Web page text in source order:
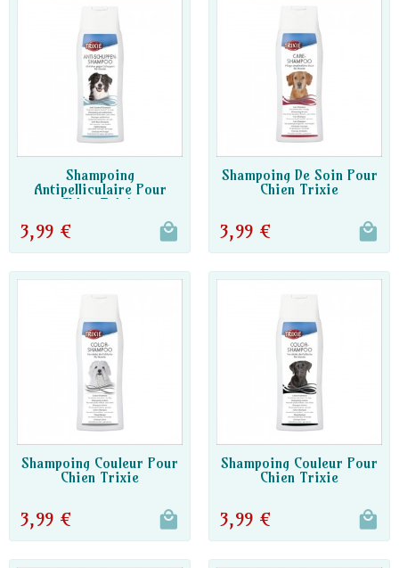
DISPO PARTENAIRE
Shampoing
Antipelliculaire Pour
Chien Trixie
3,99 €
DISPO PARTENAIRE
Shampoing De Soin Pour
Chien Trixie
3,99 €
DISPO PARTENAIRE
Shampoing Couleur Pour
Chien Trixie
3,99 €
DISPO PARTENAIRE
Shampoing Couleur Pour
Chien Trixie
3,99 €